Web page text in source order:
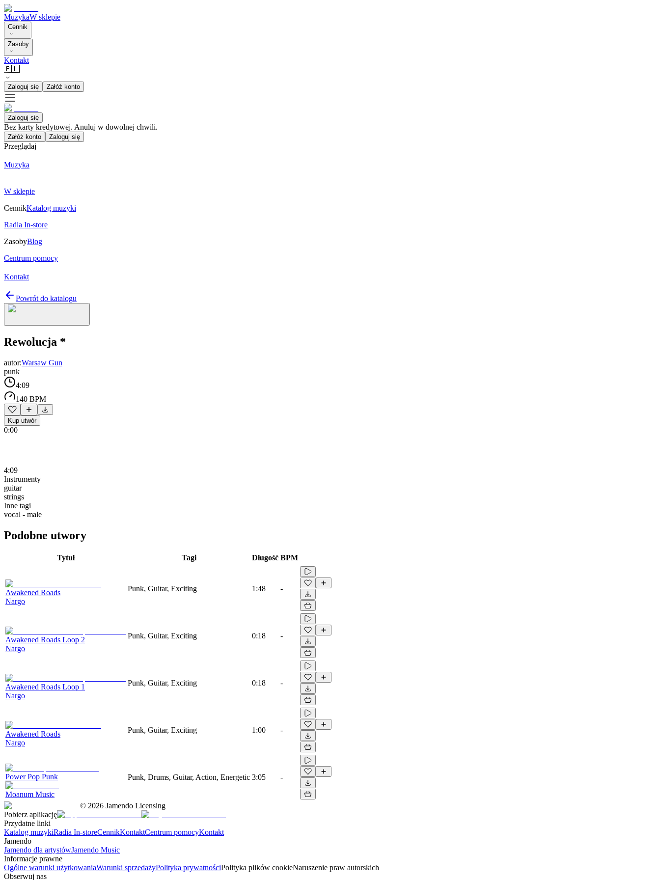
MuzykaW sklepie
Cennik
Zasoby
Kontakt
🇵🇱
Zaloguj się Załóż konto
Zaloguj się
Bez karty kredytowej. Anuluj w dowolnej chwili.
Załóż konto Zaloguj się
Przeglądaj
Muzyka
W sklepie
CennikKatalog muzyki
Radia In-store
ZasobyBlog
Centrum pomocy
Kontakt
Powrót do katalogu
Rewolucja *
autor:Warsaw Gun
punk
4:09
140 BPM
Kup utwór
0:00
4:09
Instrumenty
guitar
strings
Inne tagi
vocal - male
Podobne utwory
Tytuł Tagi Długość BPM
Awakened Roads
Nargo
Punk, Guitar, Exciting 1:48 -
Awakened Roads Loop 2
Nargo
Punk, Guitar, Exciting 0:18 -
Awakened Roads Loop 1
Nargo
Punk, Guitar, Exciting 0:18 -
Awakened Roads
Nargo
Punk, Guitar, Exciting 1:00 -
Power Pop Punk
Moanum Music
Punk, Drums, Guitar, Action, Energetic 3:05 -
© 2026 Jamendo Licensing
Pobierz aplikację
Przydatne linki
Katalog muzykiRadia In-storeCennikKontaktCentrum pomocyKontakt
Jamendo
Jamendo dla artystówJamendo Music
Informacje prawne
Ogólne warunki użytkowaniaWarunki sprzedażyPolityka prywatnościPolityka plików cookieNaruszenie praw autorskich
Obserwuj nas